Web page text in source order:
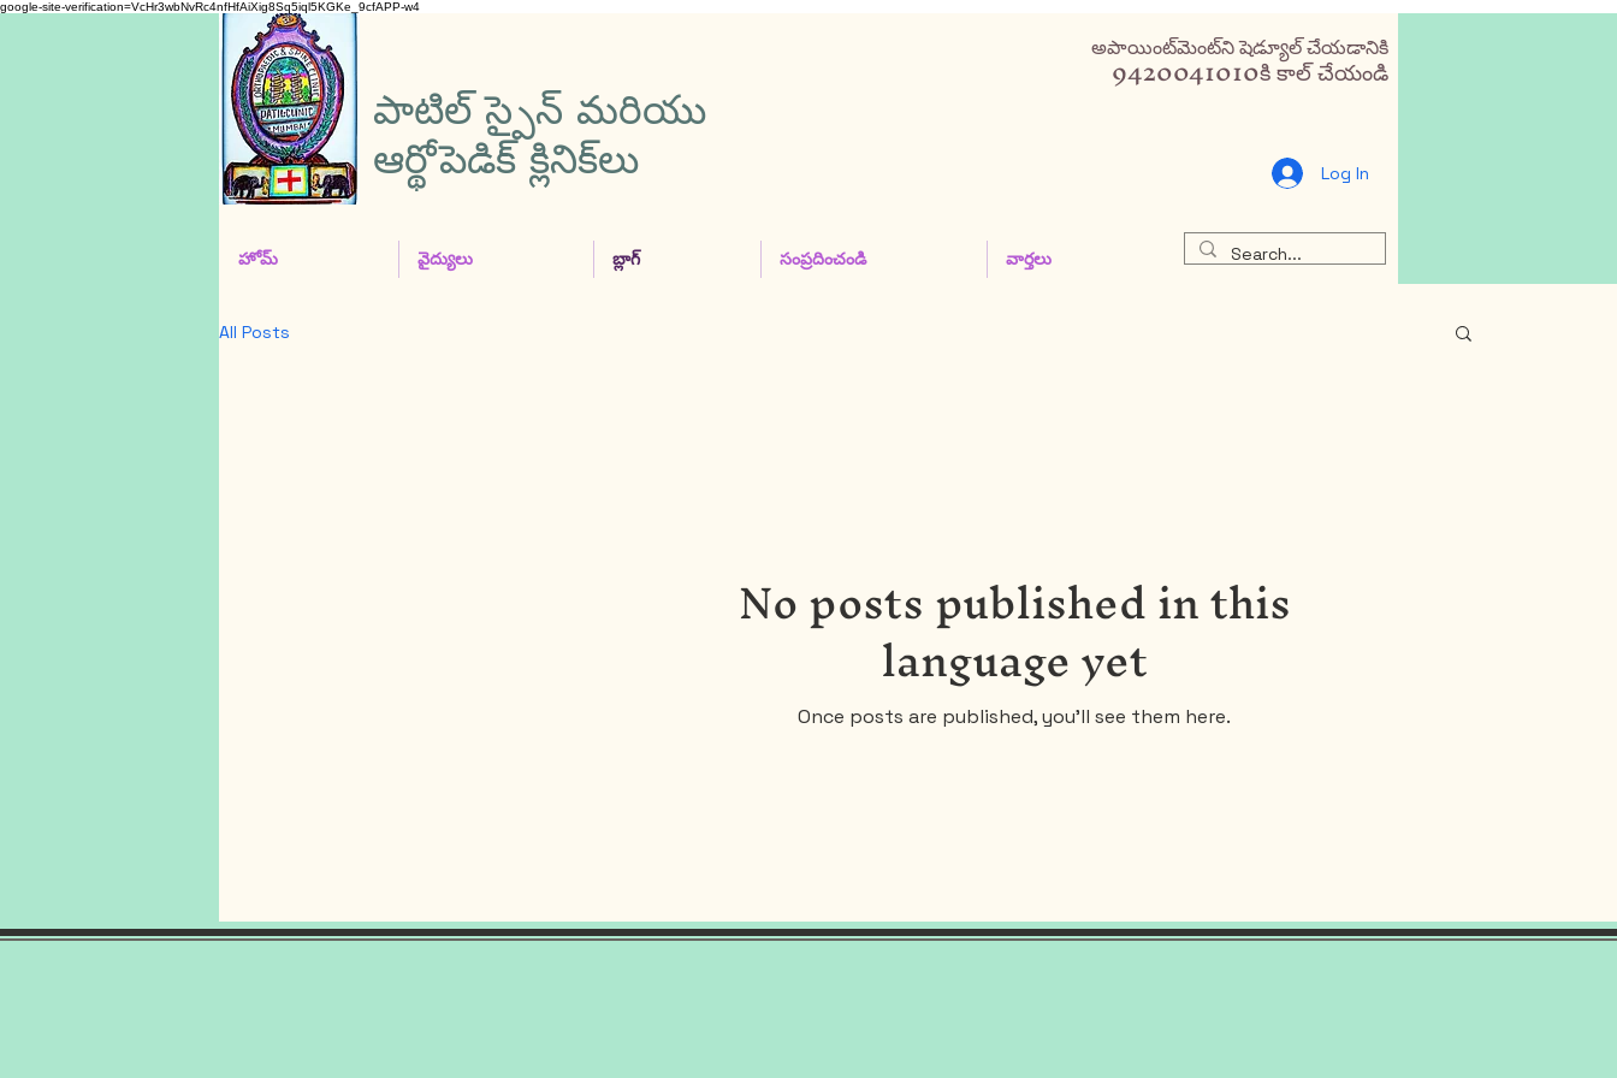
google-site-verification=VcHr3wbNvRc4nfHfAiXig8Sq5iql5KGKe_9cfAPP-w4
పాటిల్ స్పైన్ మరియు
ఆర్థోపెడిక్ క్లినిక్‌లు
అపాయింట్‌మెంట్‌ని షెడ్యూల్ చేయడానికి
9420041010కి కాల్ చేయండి
Log In
హోమ్ వైద్యులు బ్లాగ్ సంప్రదించండి వార్తలు
All Posts
No posts published in this
language yet
Once posts are published, you’ll see them here.